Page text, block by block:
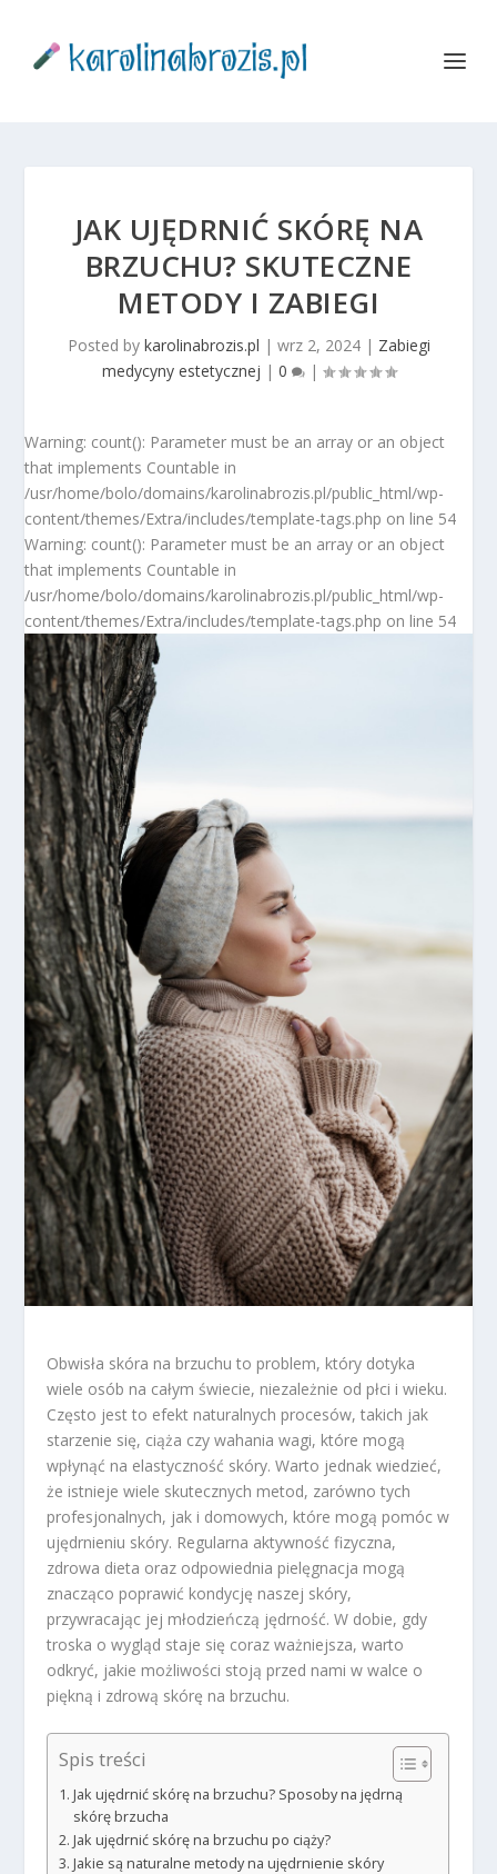
JAK UJĘDRNIĆ SKÓRĘ NA
BRZUCHU? SKUTECZNE
METODY I ZABIEGI
Posted by karolinabrozis.pl | wrz 2, 2024| Zabiegi
medycyny estetycznej | 0 |
Warning: count(): Parameter must be an array or an object
that implements Countable in
/usr/home/bolo/domains/karolinabrozis.pl/public_html/wp-
content/themes/Extra/includes/template-tags.php on line 54
Warning: count(): Parameter must be an array or an object
that implements Countable in
/usr/home/bolo/domains/karolinabrozis.pl/public_html/wp-
content/themes/Extra/includes/template-tags.php on line 54
Obwisła skóra na brzuchu to problem, który dotyka
wiele osób na całym świecie, niezależnie od płci i wieku.
Często jest to efekt naturalnych procesów, takich jak
starzenie się, ciąża czy wahania wagi, które mogą
wpłynąć na elastyczność skóry. Warto jednak wiedzieć,
że istnieje wiele skutecznych metod, zarówno tych
profesjonalnych, jak i domowych, które mogą pomóc w
ujędrnieniu skóry. Regularna aktywność fizyczna,
zdrowa dieta oraz odpowiednia pielęgnacja mogą
znacząco poprawić kondycję naszej skóry,
przywracając jej młodzieńczą jędrność. W dobie, gdy
troska o wygląd staje się coraz ważniejsza, warto
odkryć, jakie możliwości stoją przed nami w walce o
piękną i zdrową skórę na brzuchu.
Spis treści
Jak ujędrnić skórę na brzuchu? Sposoby na jędrną
skórę brzucha
Jak ujędrnić skórę na brzuchu po ciąży?
Jakie są naturalne metody na ujędrnienie skóry